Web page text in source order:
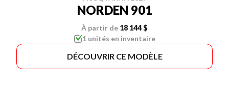
NORDEN 901
À partir de 18 144 $
1 unités en inventaire
DÉCOUVRIR CE MODÈLE